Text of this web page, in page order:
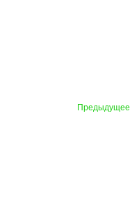
Предыдущее